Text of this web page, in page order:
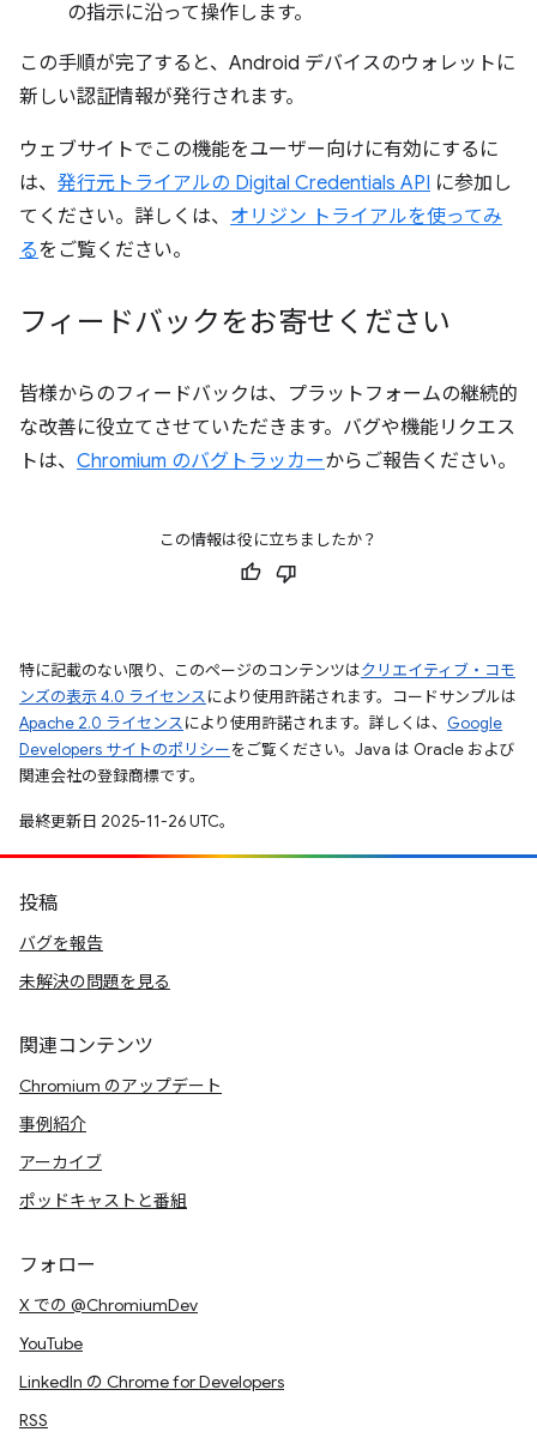
の指示に沿って操作します。
この手順が完了すると、Android デバイスのウォレットに
新しい認証情報が発行されます。
ウェブサイトでこの機能をユーザー向けに有効にするに
は、 発行元トライアルの Digital Credentials API に参加し
てください。詳しくは、 オリジン トライアルを使ってみ
るをご覧ください。
フィードバックをお寄せください
皆様からのフィードバックは、プラットフォームの継続的
な改善に役立てさせていただきます。バグや機能リクエス
トは、 Chromium のバグトラッカーからご報告ください。
この情報は役に立ちましたか？
特に記載のない限り、このページのコンテンツはクリエイティブ・コモ
ンズの表示 4.0 ライセンスにより使用許諾されます。コードサンプルは
Apache 2.0 ライセンスにより使用許諾されます。詳しくは、 Google
Developers サイトのポリシーをご覧ください。Java は Oracle および
関連会社の登録商標です。
最終更新日 2025-11-26 UTC。
投稿
バグを報告
未解決の問題を見る
関連コンテンツ
Chromium のアップデート
事例紹介
アーカイブ
ポッドキャストと番組
フォロー
X での @ChromiumDev
YouTube
LinkedIn の Chrome for Developers
RSS